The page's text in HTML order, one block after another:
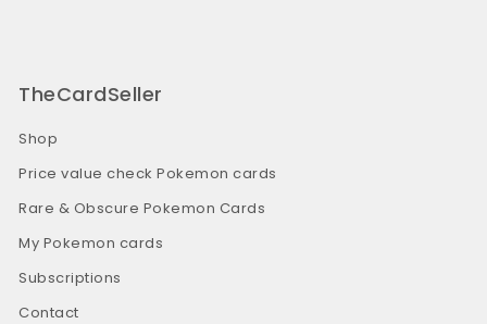
TheCardSeller
Shop
Price value check Pokemon cards
Rare & Obscure Pokemon Cards
My Pokemon cards
Subscriptions
Contact